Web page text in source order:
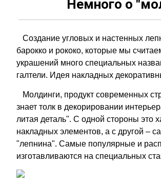
Немного о
Создание угловых и настенных
барокко и рококо, которые мы
украшений много специальных
галтели. Идея накладных
Молдинги, продукт современных
знает толк в декорировании
литая деталь". С одной стороны это
накладных элементов, а с другой –
"лепнина". Самые популярные и
изготавливаются на специальных